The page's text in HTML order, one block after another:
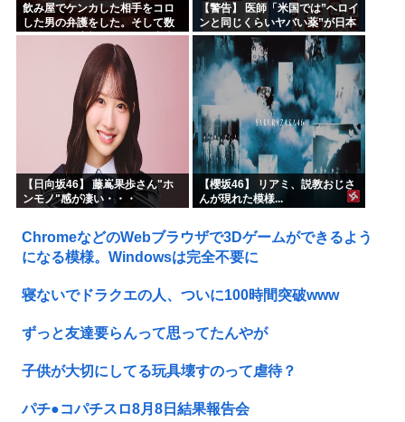
飲み屋でケンカした相手をコロ
した男の弁護をした。そして数
年後、因果応報を思わせる出来
【警告】 医師「米国では”ヘロイ
ンと同じくらいヤバい薬”が日本
では平気で処方されてる」
【日向坂46】 藤嶌果歩さん"ホ
ンモノ"感が凄い・・・
【櫻坂46】 リアミ、説教おじさ
んが現れた模様...
ChromeなどのWebブラウザで3Dゲームができるよう
になる模様。Windowsは完全不要に
寝ないでドラクエの人、ついに100時間突破www
ずっと友達要らんって思ってたんやが
子供が大切にしてる玩具壊すのって虐待？
パチ●コパチスロ8月8日結果報告会